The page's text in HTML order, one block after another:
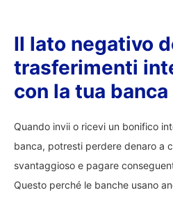
Il lato negativo
trasferimenti
con la tua banca
Quando invii o ricevi un bonifico
banca, potresti perdere denaro a
svantaggioso e pagare
Questo perché le banche usano